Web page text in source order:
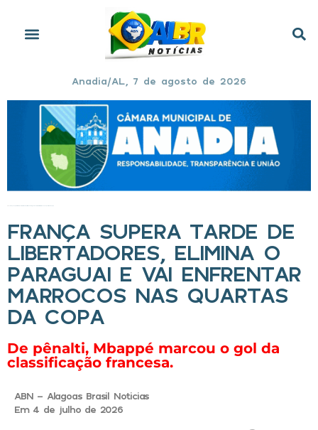
Anadia/AL, 7 de agosto de 2026
FRANÇA SUPERA TARDE DE
LIBERTADORES, ELIMINA O
PARAGUAI E VAI ENFRENTAR
MARROCOS NAS QUARTAS
DA COPA
De pênalti, Mbappé marcou o gol da
classificação francesa.
ABN - Alagoas Brasil Noticias
Em 4 de julho de 2026